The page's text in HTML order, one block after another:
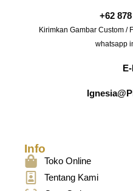
+62
Kirimkan Gambar Custom /
whatsapp
Info
Toko Online
Tentang Kami